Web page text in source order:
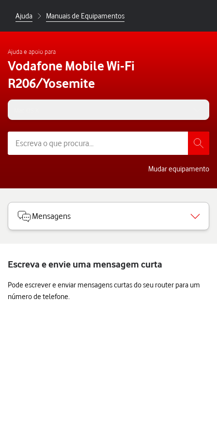
Ajuda Manuais de Equipamentos
Ajuda e apoio para
Vodafone Mobile Wi-Fi
R206/Yosemite
Mudar equipamento
Mensagens
Escreva e envie uma mensagem curta
Pode escrever e enviar mensagens curtas do seu router para um
número de telefone.